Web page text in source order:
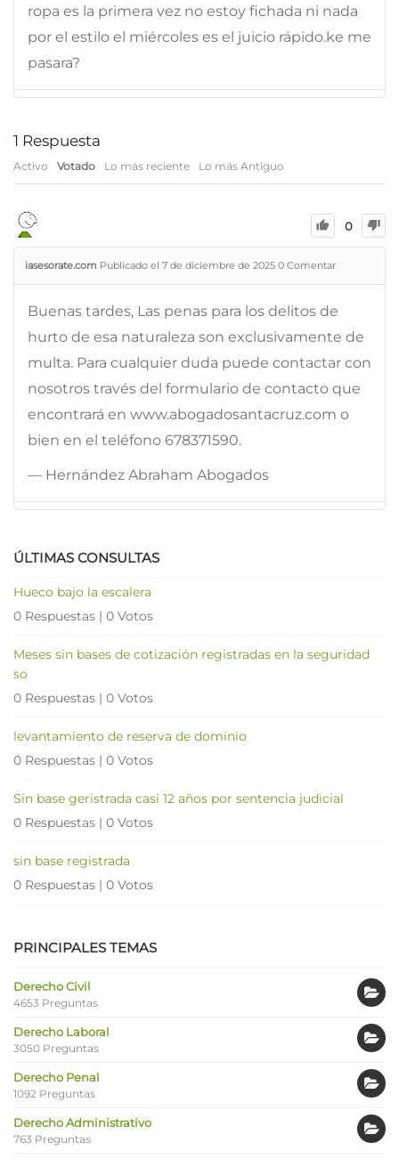
ropa es la primera vez no estoy fichada ni nada
por el estilo el miércoles es el juicio rápido.ke me
pasara?
1 Respuesta
Activo Votado Lo más reciente Lo más Antiguo
0
iasesorate.com Publicado el 7 de diciembre de 2025 0 Comentar
Buenas tardes, Las penas para los delitos de
hurto de esa naturaleza son exclusivamente de
multa. Para cualquier duda puede contactar con
nosotros través del formulario de contacto que
encontrará en www.abogadosantacruz.com o
bien en el teléfono 678371590.
— Hernández Abraham Abogados
ÚLTIMAS CONSULTAS
Hueco bajo la escalera
0 Respuestas | 0 Votos
Meses sin bases de cotización registradas en la seguridad
so
0 Respuestas | 0 Votos
levantamiento de reserva de dominio
0 Respuestas | 0 Votos
Sin base geristrada casi 12 años por sentencia judicial
0 Respuestas | 0 Votos
sin base registrada
0 Respuestas | 0 Votos
PRINCIPALES TEMAS
Derecho Civil
4653 Preguntas
Derecho Laboral
3050 Preguntas
Derecho Penal
1092 Preguntas
Derecho Administrativo
763 Preguntas